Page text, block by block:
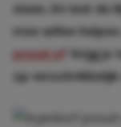
slaan. En laat de
mee willen
proud of
’ krijg
op verschrikkelijk